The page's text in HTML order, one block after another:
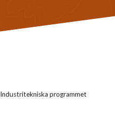
Industritekniska programmet